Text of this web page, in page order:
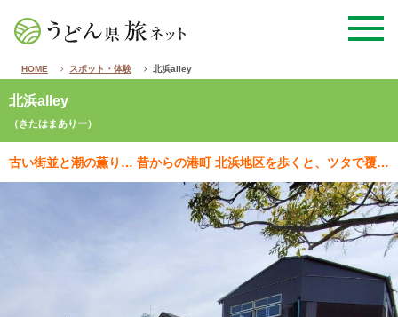
HOME スポット・体験 北浜alley
北浜alley
（きたはまありー）
古い街並と潮の薫り… 昔からの港町 北浜地区を歩くと、ツタで覆われた倉庫や漁船、船乗り場など心和む…